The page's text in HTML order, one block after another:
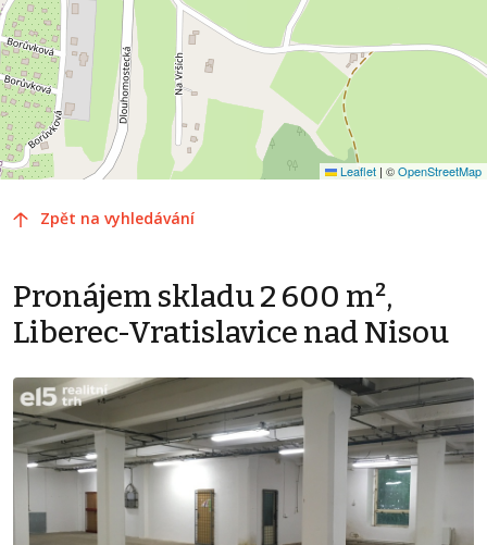
Leaflet | ©OpenStreetMap
Zpět na vyhledávání
Pronájem skladu 2 600 m²,
Liberec-Vratislavice nad Nisou